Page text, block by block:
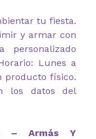
tu fiesta.
y armar con
personalizado
Lunes a
producto físico.
los datos del
– Armás Y